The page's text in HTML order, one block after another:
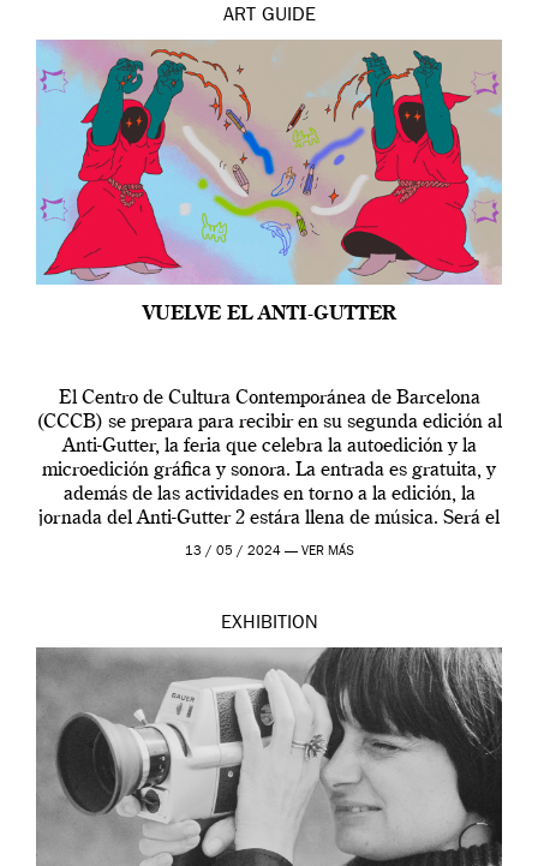
ART GUIDE
VUELVE EL ANTI-GUTTER
El Centro de Cultura Contemporánea de Barcelona
(CCCB) se prepara para recibir en su segunda edición al
Anti-Gutter, la feria que celebra la autoedición y la
microedición gráfica y sonora. La entrada es gratuita, y
además de las actividades en torno a la edición, la
jornada del Anti-Gutter 2 estára llena de música. Será el
[…]
13 / 05 / 2024 — VER MÁS
EXHIBITION